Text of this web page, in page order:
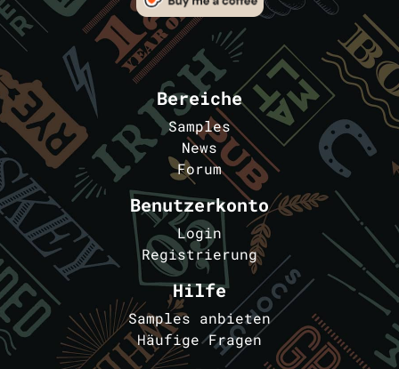
Bereiche
Samples
News
Forum
Benutzerkonto
Login
Registrierung
Hilfe
Samples anbieten
Häufige Fragen